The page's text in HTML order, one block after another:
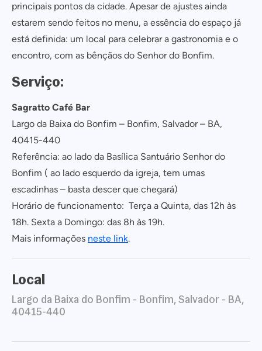
principais pontos da cidade. Apesar de ajustes ainda
estarem sendo feitos no menu, a essência do espaço já
está definida: um local para celebrar a gastronomia e o
encontro, com as bênçãos do Senhor do Bonfim.
Serviço:
Sagratto Café Bar
Largo da Baixa do Bonfim – Bonfim, Salvador – BA,
40415-440
Referência: ao lado da Basílica Santuário Senhor do
Bonfim ( ao lado esquerdo da igreja, tem umas
escadinhas – basta descer que chegará)
Horário de funcionamento: Terça a Quinta, das 12h às
18h. Sexta a Domingo: das 8h às 19h.
Mais informações neste link.
Local
Largo da Baixa do Bonfim - Bonfim, Salvador - BA,
40415-440